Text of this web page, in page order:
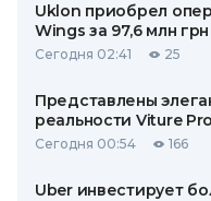
Uklon приобрел
Wings за 97,6 млн грн
Сегодня 02:41 25
Представлены
реальности Viture
Сегодня 00:54 166
Uber инвестирует